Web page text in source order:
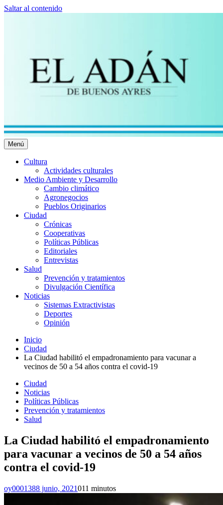
Saltar al contenido
El Adán Buenos Ayres
Noticias porteñas
Menú
Cultura
Actividades culturales
Medio Ambiente y Desarrollo
Cambio climático
Agronegocios
Pueblos Originarios
Ciudad
Crónicas
Cooperativas
Políticas Públicas
Editoriales
Entrevistas
Salud
Prevención y tratamientos
Divulgación Científica
Noticias
Sistemas Extractivistas
Deportes
Opinión
Inicio
Ciudad
La Ciudad habilitó el empadronamiento para vacunar a
vecinos de 50 a 54 años contra el covid-19
Ciudad
Noticias
Políticas Públicas
Prevención y tratamientos
Salud
La Ciudad habilitó el empadronamiento
para vacunar a vecinos de 50 a 54 años
contra el covid-19
oy0001388 junio, 2021011 minutos